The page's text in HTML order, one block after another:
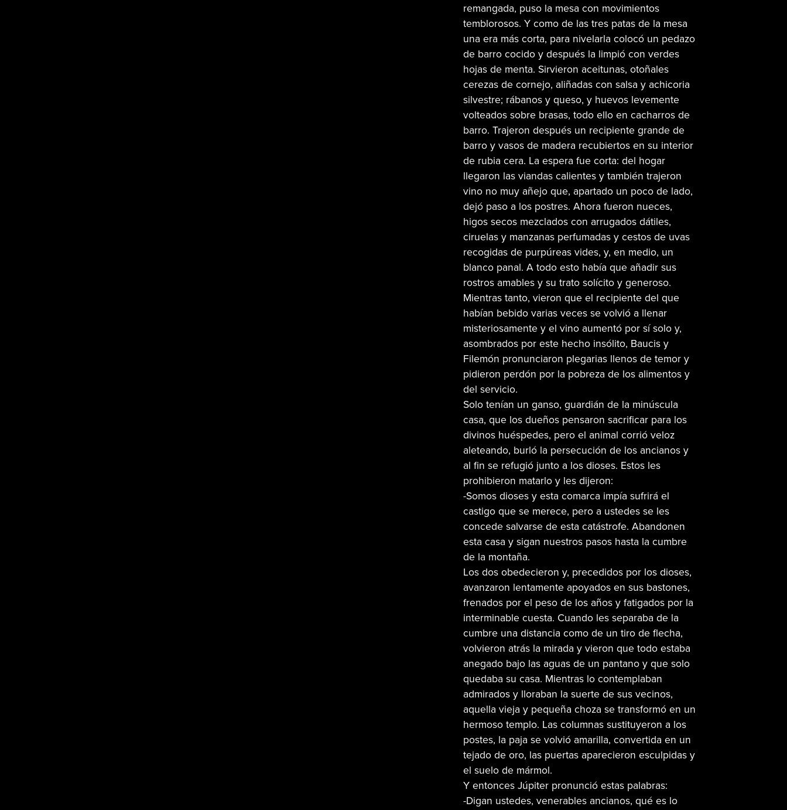
remangada, puso la mesa con movimientos
temblorosos. Y como de las tres patas de la mesa
una era más corta, para nivelarla colocó un pedazo
de barro cocido y después la limpió con verdes
hojas de menta. Sirvieron aceitunas, otoñales
cerezas de cornejo, aliñadas con salsa y achicoria
silvestre; rábanos y queso, y huevos levemente
volteados sobre brasas, todo ello en cacharros de
barro. Trajeron después un recipiente grande de
barro y vasos de madera recubiertos en su interior
de rubia cera. La espera fue corta: del hogar
llegaron las viandas calientes y también trajeron
vino no muy añejo que, apartado un poco de lado,
dejó paso a los postres. Ahora fueron nueces,
higos secos mezclados con arrugados dátiles,
ciruelas y manzanas perfumadas y cestos de uvas
recogidas de purpúreas vides, y, en medio, un
blanco panal. A todo esto había que añadir sus
rostros amables y su trato solícito y generoso.
Mientras tanto, vieron que el recipiente del que
habían bebido varias veces se volvió a llenar
misteriosamente y el vino aumentó por sí solo y,
asombrados por este hecho insólito, Baucis y
Filemón pronunciaron plegarias llenos de temor y
pidieron perdón por la pobreza de los alimentos y
del servicio.
Solo tenían un ganso, guardián de la minúscula
casa, que los dueños pensaron sacrificar para los
divinos huéspedes, pero el animal corrió veloz
aleteando, burló la persecución de los ancianos y
al fin se refugió junto a los dioses. Estos les
prohibieron matarlo y les dijeron:
-Somos dioses y esta comarca impía sufrirá el
castigo que se merece, pero a ustedes se les
concede salvarse de esta catástrofe. Abandonen
esta casa y sigan nuestros pasos hasta la cumbre
de la montaña.
Los dos obedecieron y, precedidos por los dioses,
avanzaron lentamente apoyados en sus bastones,
frenados por el peso de los años y fatigados por la
interminable cuesta. Cuando les separaba de la
cumbre una distancia como de un tiro de flecha,
volvieron atrás la mirada y vieron que todo estaba
anegado bajo las aguas de un pantano y que solo
quedaba su casa. Mientras lo contemplaban
admirados y lloraban la suerte de sus vecinos,
aquella vieja y pequeña choza se transformó en un
hermoso templo. Las columnas sustituyeron a los
postes, la paja se volvió amarilla, convertida en un
tejado de oro, las puertas aparecieron esculpidas y
el suelo de mármol.
Y entonces Júpiter pronunció estas palabras:
-Digan ustedes, venerables ancianos, qué es lo